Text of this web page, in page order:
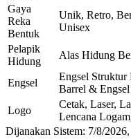
Gaya
Reka
Bentuk
Unik, Retro,
Unisex
Pelapik
Hidung
Alas Hidung
Engsel
Engsel Struktur
Barrel &
Logo
Cetak, Laser,
Lencana
Dijanakan Sistem: 7/8/